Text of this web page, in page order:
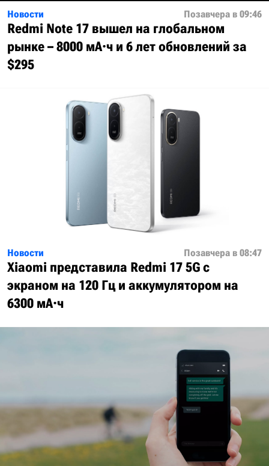
Новости Позавчера в 09:46
Redmi Note 17 вышел на глобальном
рынке – 8000 мА·ч и 6 лет обновлений за
$295
Новости Позавчера в 08:47
Xiaomi представила Redmi 17 5G с
экраном на 120 Гц и аккумулятором на
6300 мА·ч